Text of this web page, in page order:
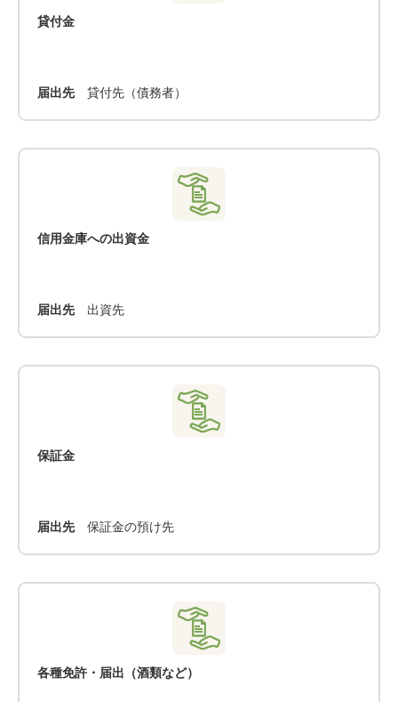
貸付金
届出先貸付先（債務者）
信用金庫への出資金
届出先出資先
保証金
届出先保証金の預け先
各種免許・届出（酒類など）